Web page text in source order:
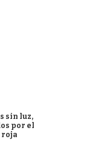
sin luz,
por el
roja